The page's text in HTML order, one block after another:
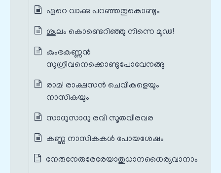
ഏറെ വാക്കു പറഞ്ഞതുകൊണ്ടും
ശൂലം കൊണ്ടെറിഞ്ഞു നിന്നെ മൂഢ!
കുംഭകണ്ണൻ
സുഗ്രീവനെക്കൊണ്ടുപോവേനങ്ങു
രാമ! രാക്ഷസൻ ചെവികളെയും
നാസികയും
സാധുസാധു രവി സൂതവീരവര
കണ്ണ നാസികകൾ പോയശേഷം
നേരുനേരുരേരേയാതുധാനധൈര്യവാനാം